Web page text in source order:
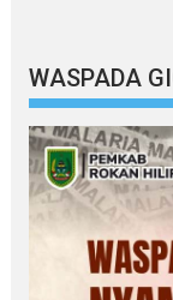
WASPADA